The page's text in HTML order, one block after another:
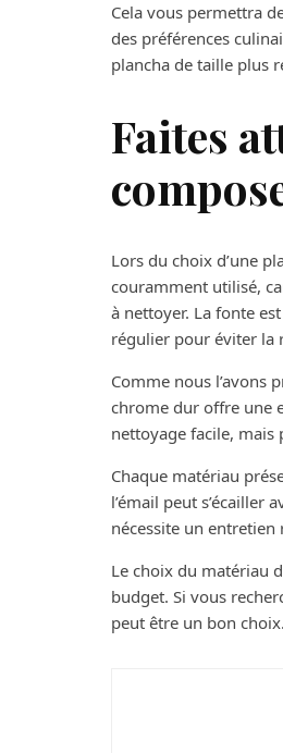
Cela vous permettra
des préférences
plancha de taille plus
Faites
Lors du choix d’une
couramment utilisé,
à nettoyer. La fonte
régulier pour éviter la
Comme nous l’avons
chrome dur offre une
nettoyage facile, mais
Chaque matériau
l’émail peut s’écailler
nécessite un
Le choix du matériau
budget. Si vous
peut être un bon choix.